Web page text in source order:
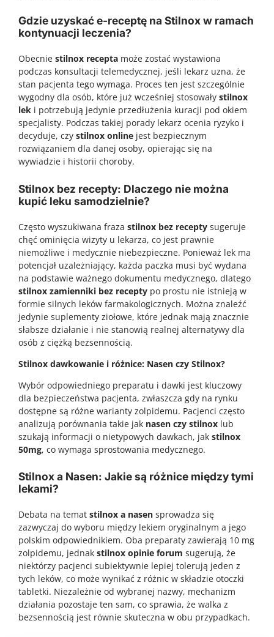
Gdzie uzyskać e-receptę na Stilnox w ramach
kontynuacji leczenia?
Obecnie stilnox recepta może zostać wystawiona
podczas konsultacji telemedycznej, jeśli lekarz uzna, że
stan pacjenta tego wymaga. Proces ten jest szczególnie
wygodny dla osób, które już wcześniej stosowały stilnox
lek i potrzebują jedynie przedłużenia kuracji pod okiem
specjalisty. Podczas takiej porady lekarz ocenia ryzyko i
decyduje, czy stilnox online jest bezpiecznym
rozwiązaniem dla danej osoby, opierając się na
wywiadzie i historii choroby.
Stilnox bez recepty: Dlaczego nie można
kupić leku samodzielnie?
Często wyszukiwana fraza stilnox bez recepty sugeruje
chęć ominięcia wizyty u lekarza, co jest prawnie
niemożliwe i medycznie niebezpieczne. Ponieważ lek ma
potencjał uzależniający, każda paczka musi być wydana
na podstawie ważnego dokumentu medycznego, dlatego
stilnox zamienniki bez recepty po prostu nie istnieją w
formie silnych leków farmakologicznych. Można znaleźć
jedynie suplementy ziołowe, które jednak mają znacznie
słabsze działanie i nie stanowią realnej alternatywy dla
osób z ciężką bezsennością.
Stilnox dawkowanie i różnice: Nasen czy Stilnox?
Wybór odpowiedniego preparatu i dawki jest kluczowy
dla bezpieczeństwa pacjenta, zwłaszcza gdy na rynku
dostępne są różne warianty zolpidemu. Pacjenci często
analizują porównania takie jak nasen czy stilnox lub
szukają informacji o nietypowych dawkach, jak stilnox
50mg, co wymaga sprostowania medycznego.
Stilnox a Nasen: Jakie są różnice między tymi
lekami?
Debata na temat stilnox a nasen sprowadza się
zazwyczaj do wyboru między lekiem oryginalnym a jego
polskim odpowiednikiem. Oba preparaty zawierają 10 mg
zolpidemu, jednak stilnox opinie forum sugerują, że
niektórzy pacjenci subiektywnie lepiej tolerują jeden z
tych leków, co może wynikać z różnic w składzie otoczki
tabletki. Niezależnie od wybranej nazwy, mechanizm
działania pozostaje ten sam, co sprawia, że walka z
bezsennością jest równie skuteczna w obu przypadkach.